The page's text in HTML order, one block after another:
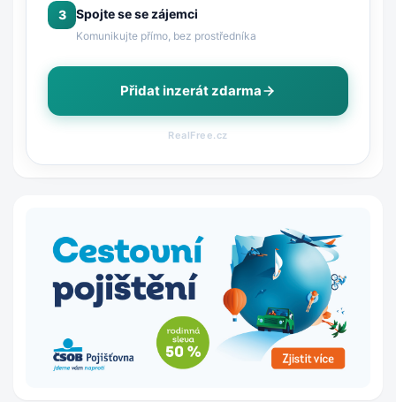
3 Spojte se se zájemci
Komunikujte přímo, bez prostředníka
Přidat inzerát zdarma
RealFree.cz